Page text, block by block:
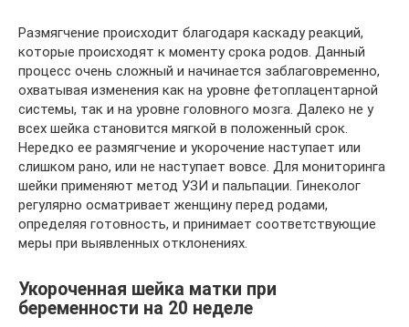
Размягчение происходит благодаря каскаду реакций,
которые происходят к моменту срока родов. Данный
процесс очень сложный и начинается заблаговременно,
охватывая изменения как на уровне фетоплацентарной
системы, так и на уровне головного мозга. Далеко не у
всех шейка становится мягкой в положенный срок.
Нередко ее размягчение и укорочение наступает или
слишком рано, или не наступает вовсе. Для мониторинга
шейки применяют метод УЗИ и пальпации. Гинеколог
регулярно осматривает женщину перед родами,
определяя готовность, и принимает соответствующие
меры при выявленных отклонениях.
Укороченная шейка матки при
беременности на 20 неделе